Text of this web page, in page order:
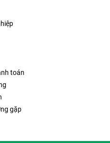
giờ, bạn không những có
cho việc tập luyện của mình
toán
gặp